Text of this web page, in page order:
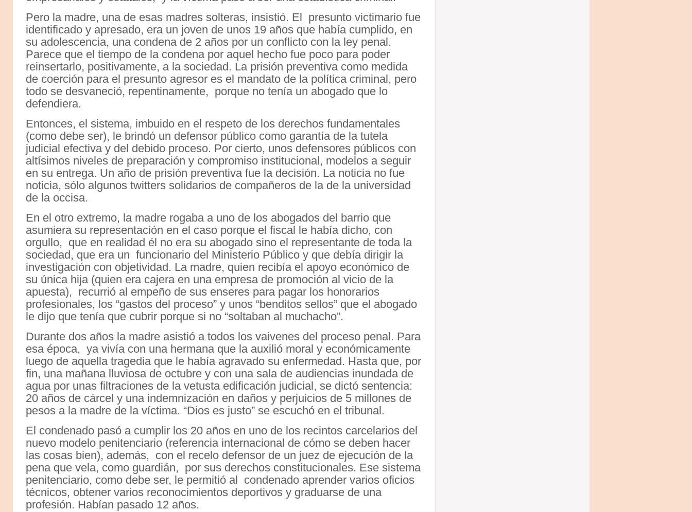
Pero la madre, una de esas madres solteras, insistió. El presunto victimario fue
identificado y apresado, era un joven de unos 19 años que había cumplido, en
su adolescencia, una condena de 2 años por un conflicto con la ley penal.
Parece que el tiempo de la condena por aquel hecho fue poco para poder
reinsertarlo, positivamente, a la sociedad. La prisión preventiva como medida
de coerción para el presunto agresor es el mandato de la política criminal, pero
todo se desvaneció, repentinamente, porque no tenía un abogado que lo
defendiera.
Entonces, el sistema, imbuido en el respeto de los derechos fundamentales
(como debe ser), le brindó un defensor público como garantía de la tutela
judicial efectiva y del debido proceso. Por cierto, unos defensores públicos con
altísimos niveles de preparación y compromiso institucional, modelos a seguir
en su entrega. Un año de prisión preventiva fue la decisión. La noticia no fue
noticia, sólo algunos twitters solidarios de compañeros de la de la universidad
de la occisa.
En el otro extremo, la madre rogaba a uno de los abogados del barrio que
asumiera su representación en el caso porque el fiscal le había dicho, con
orgullo, que en realidad él no era su abogado sino el representante de toda la
sociedad, que era un funcionario del Ministerio Público y que debía dirigir la
investigación con objetividad. La madre, quien recibía el apoyo económico de
su única hija (quien era cajera en una empresa de promoción al vicio de la
apuesta), recurrió al empeño de sus enseres para pagar los honorarios
profesionales, los “gastos del proceso” y unos “benditos sellos” que el abogado
le dijo que tenía que cubrir porque si no “soltaban al muchacho”.
Durante dos años la madre asistió a todos los vaivenes del proceso penal. Para
esa época, ya vivía con una hermana que la auxilió moral y económicamente
luego de aquella tragedia que le había agravado su enfermedad. Hasta que, por
fin, una mañana lluviosa de octubre y con una sala de audiencias inundada de
agua por unas filtraciones de la vetusta edificación judicial, se dictó sentencia:
20 años de cárcel y una indemnización en daños y perjuicios de 5 millones de
pesos a la madre de la víctima. “Dios es justo” se escuchó en el tribunal.
El condenado pasó a cumplir los 20 años en uno de los recintos carcelarios del
nuevo modelo penitenciario (referencia internacional de cómo se deben hacer
las cosas bien), además, con el recelo defensor de un juez de ejecución de la
pena que vela, como guardián, por sus derechos constitucionales. Ese sistema
penitenciario, como debe ser, le permitió al condenado aprender varios oficios
técnicos, obtener varios reconocimientos deportivos y graduarse de una
profesión. Habían pasado 12 años.